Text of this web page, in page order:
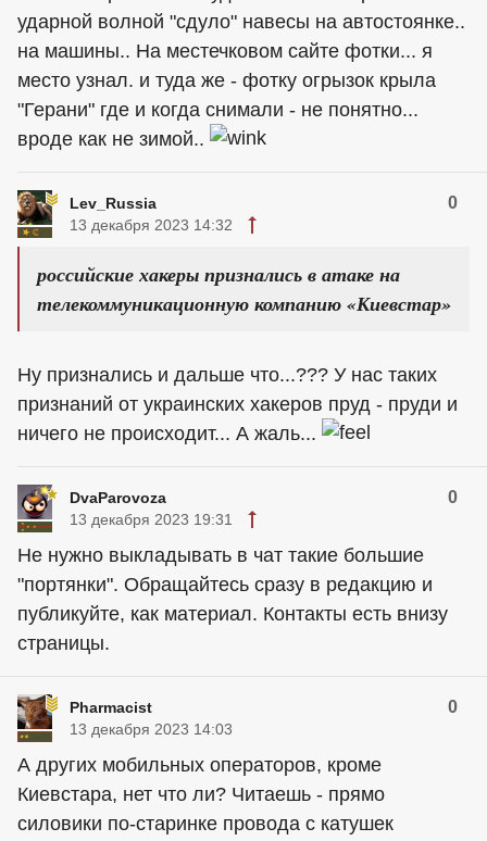
ударной волной "сдуло" навесы на автостоянке..
на машины.. На местечковом сайте фотки... я
место узнал. и туда же - фотку огрызок крыла
"Герани" где и когда снимали - не понятно...
вроде как не зимой..
Lev_Russia 0
13 декабря 2023 14:32
российские хакеры признались в атаке на
телекоммуникационную компанию «Киевстар»
Ну признались и дальше что...??? У нас таких
признаний от украинских хакеров пруд - пруди и
ничего не происходит... А жаль...
DvaParovoza 0
13 декабря 2023 19:31
Не нужно выкладывать в чат такие большие
"портянки". Обращайтесь сразу в редакцию и
публикуйте, как материал. Контакты есть внизу
страницы.
Pharmacist 0
13 декабря 2023 14:03
А других мобильных операторов, кроме
Киевстара, нет что ли? Читаешь - прямо
силовики по-старинке провода с катушек